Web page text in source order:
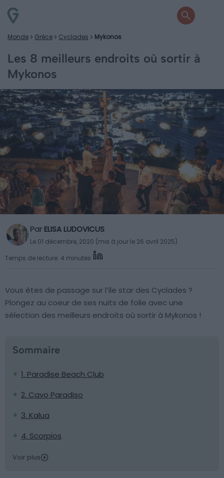
Monde Grèce Cyclades Mykonos
Les 8 meilleurs endroits où sortir à
Mykonos
Par ELISA LUDOVICUS
Le 01 décembre, 2020 (mis à jour le 26 avril 2025)
Temps de lecture: 4 minutes
Vous êtes de passage sur l’île star des Cyclades ?
Plongez au coeur de ses nuits de folie avec une
sélection des meilleurs endroits où sortir à Mykonos !
Sommaire
1. Paradise Beach Club
2. Cavo Paradiso
3. Kalua
4. Scorpios
Voir plus